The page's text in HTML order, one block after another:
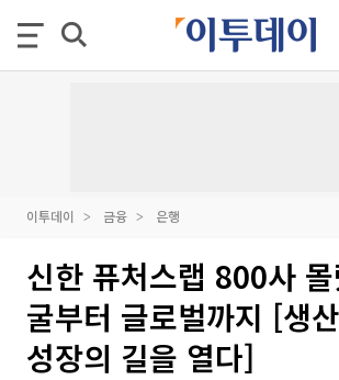
이투데이 금융 은행
신한 퓨처스랩 800사
굴부터 글로벌까지 [생
성장의 길을 열다]